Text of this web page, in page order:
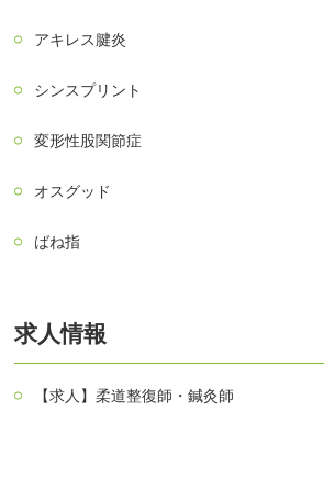
アキレス腱炎
シンスプリント
変形性股関節症
オスグッド
ばね指
求人情報
【求人】柔道整復師・鍼灸師